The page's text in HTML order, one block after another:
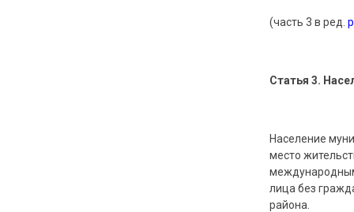
(часть 3 в ред.
Статья 3.
Население
место
лица без
района.